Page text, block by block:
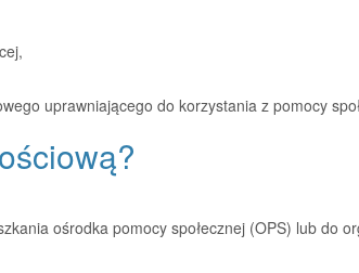
uprawniającego do korzystania z pomocy
ośrodka pomocy społecznej (OPS) lub do